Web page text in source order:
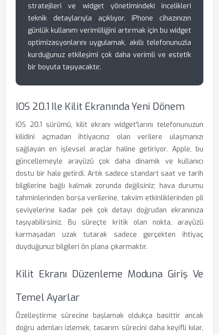
stratejileri ve widget yönetimindeki incelikleri
teknik detaylarıyla açıklıyor. iPhone cihazınızın
günlük kullanım verimliliğini artırmak için bu widget
optimizasyonlarını uygulamak, akıllı telefonunuzla
kurduğunuz etkileşimi çok daha verimli ve estetik
bir boyuta taşıyacaktır.
IOS 20.1 Ile Kilit Ekranında Yeni Dönem
iOS 20.1 sürümü, kilit ekranı widget'larını telefonunuzun
kilidini açmadan ihtiyacınız olan verilere ulaşmanızı
sağlayan en işlevsel araçlar haline getiriyor. Apple, bu
güncellemeyle arayüzü çok daha dinamik ve kullanıcı
dostu bir hale getirdi. Artık sadece standart saat ve tarih
bilgilerine bağlı kalmak zorunda değilsiniz; hava durumu
tahminlerinden borsa verilerine, takvim etkinliklerinden pil
seviyelerine kadar pek çok detayı doğrudan ekranınıza
taşıyabilirsiniz. Bu süreçte kritik olan nokta, arayüzü
karmaşadan uzak tutarak sadece gerçekten ihtiyaç
duyduğunuz bilgileri ön plana çıkarmaktır.
Kilit Ekranı Düzenleme Moduna Giriş Ve
Temel Ayarlar
Özelleştirme sürecine başlamak oldukça basittir ancak
doğru adımları izlemek, tasarım sürecini daha keyifli kılar.